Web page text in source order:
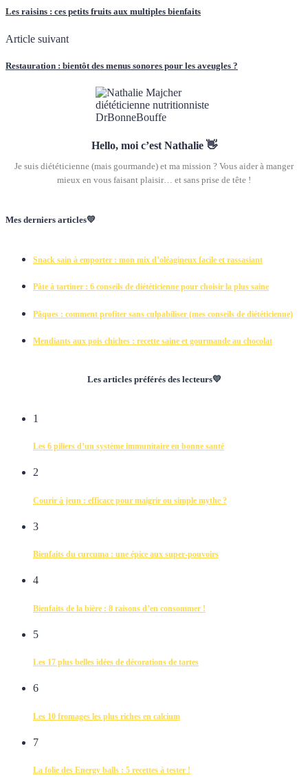
Les raisins : ces petits fruits aux multiples bienfaits
Article suivant
Restauration : bientôt des menus sonores pour les aveugles ?
Hello, moi c’est Nathalie 👋
Je suis diététicienne (mais gourmande) et ma mission ? Vous aider à manger
mieux en vous faisant plaisir… et sans prise de tête !
Mes derniers articles💛
Snack sain à emporter : mon mix d’oléagineux facile et rassasiant
Pâte à tartiner : 6 conseils de diététicienne pour choisir la plus saine
Pâques : comment profiter sans culpabiliser (mes conseils de diététicienne)
Mendiants aux pois chiches : recette saine et gourmande au chocolat
Les articles préférés des lecteurs💛
1
Les 6 piliers d’un système immunitaire en bonne santé
2
Courir à jeun : efficace pour maigrir ou simple mythe ?
3
Bienfaits du curcuma : une épice aux super-pouvoirs
4
Bienfaits de la bière : 8 raisons d’en consommer !
5
Les 17 plus belles idées de décorations de tartes
6
Les 10 fromages les plus riches en calcium
7
La folie des Energy balls : 5 recettes à tester !